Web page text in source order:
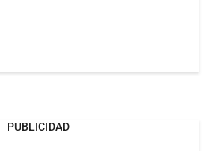
PUBLICIDAD